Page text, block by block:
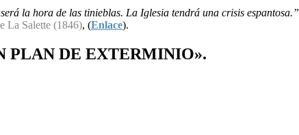
la hora de las tinieblas. La Iglesia tendrá una crisis espantosa.”
La Salette (1846), (Enlace).
PLAN DE EXTERMINIO».